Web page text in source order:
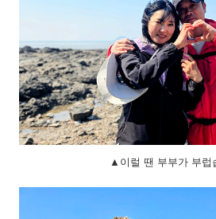
▲이럴 땐 부부가 부럽